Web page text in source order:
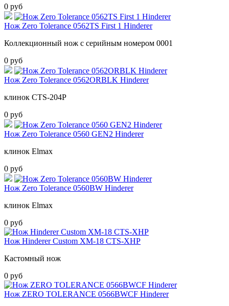
0 руб
Нож Zero Tolerance 0562TS First 1 Hinderer
Коллекционный нож с серийным номером 0001
0 руб
Нож Zero Tolerance 0562ORBLK Hinderer
клинок CTS-204P
0 руб
Нож Zero Tolerance 0560 GEN2 Hinderer
клинок Elmax
0 руб
Нож Zero Tolerance 0560BW Hinderer
клинок Elmax
0 руб
Нож Hinderer Custom XM-18 CTS-XHP
Кастомный нож
0 руб
Нож ZERO TOLERANCE 0566BWCF Hinderer